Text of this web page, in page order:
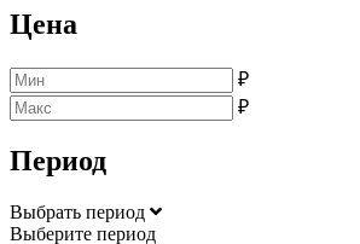
Цена
₽
₽
Период
Выбрать период
Выберите период